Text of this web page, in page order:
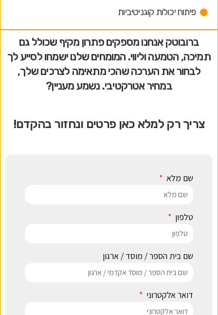
פיתוח יכולות קוגניטיביות
ברובוטק אנחנו מספקים פתרון מקיף שכולל גם
תמיכה, הטמעה וליווי. המומחים שלנו ישמחו לסייע לך
לבחור את הערכה שהכי מתאימה לצרכים שלך,
במחיר אטרקטיבי. נשמע מעניין?
צריך רק למלא כאן פרטים ונחזור בהקדם!
שם מלא
טלפון
שם בית הספר / מוסד / ארגון
דואר אלקטרוני